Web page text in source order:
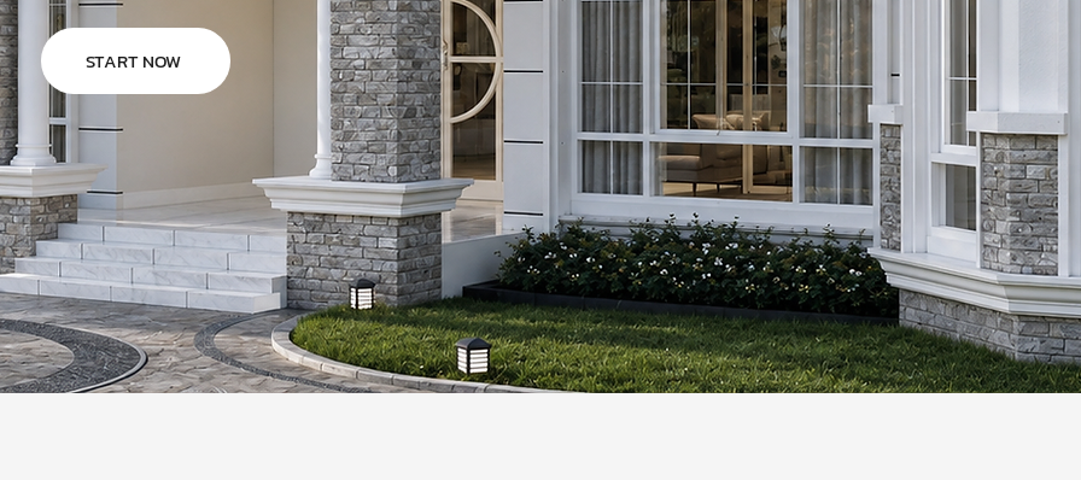
START NOW